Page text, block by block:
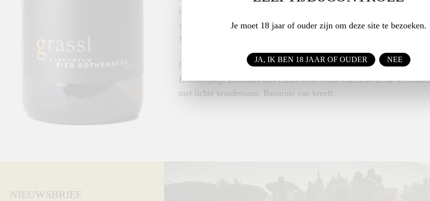
neus met veel geel en wit fruit. Acasia. Licht exotisch. Zeer elegante en
verfijnde smaak in de mond. Sappig. Laatrijp en koel van karakter met
zachte zuren en minerale kalk. Dit is Rothenberg en Erste lage.
GASTRONOMIE
Boerderijkip. Zeebaars met citrus. Foie Gras. Kalfszwezerik. Zeebaars
met lichte kruidensaus. Bavarois van kreeft.
NIEUWSBRIEF
Je moet 18 jaar of ouder zijn om deze site te bezoeken.
JA, IK BEN 18 JAAR OF OUDER NEE